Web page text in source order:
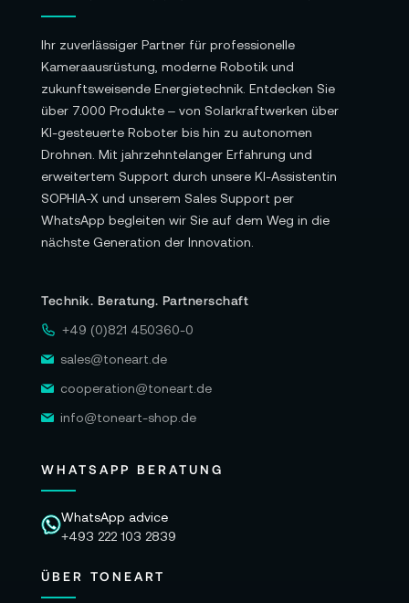
Ihr zuverlässiger Partner für professionelle
Kameraausrüstung, moderne Robotik und
zukunftsweisende Energietechnik. Entdecken Sie
über 7.000 Produkte – von Solarkraftwerken über
KI-gesteuerte Roboter bis hin zu autonomen
Drohnen. Mit jahrzehntelanger Erfahrung und
erweitertem Support durch unsere KI-Assistentin
SOPHIA-X und unserem Sales Support per
WhatsApp begleiten wir Sie auf dem Weg in die
nächste Generation der Innovation.
Technik. Beratung. Partnerschaft
+49 (0)821 450360-0
sales@toneart.de
cooperation@toneart.de
info@toneart-shop.de
WHATSAPP BERATUNG
WhatsApp advice
+493 222 103 2839
ÜBER TONEART